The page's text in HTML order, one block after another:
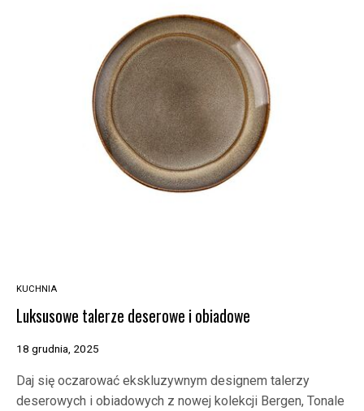
KUCHNIA
Luksusowe talerze deserowe i obiadowe
18 grudnia, 2025
Daj się oczarować ekskluzywnym designem talerzy
deserowych i obiadowych z nowej kolekcji Bergen, Tonale